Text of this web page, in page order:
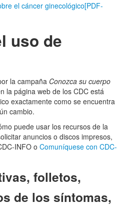
el cáncer ginecológico[PDF-
uso de
la campaña Conozca su cuerpo
la página web de los CDC está
exactamente como se encuentra
cambio.
puede usar los recursos de la
anuncios o discos impresos,
INFO o Comuníquese con CDC-
folletos,
de los síntomas,